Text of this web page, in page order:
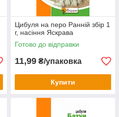
Цибуля на перо Ранній збір 1
г, насіння Яскрава
Готово до відправки
11,99 ₴/упаковка
Купити